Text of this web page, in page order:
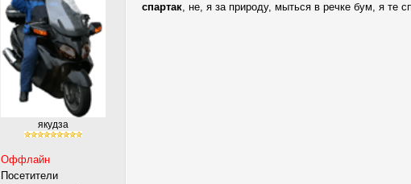
якудза
Оффлайн
Посетители
спартак, не, я за природу, мыться в речке бум, я те